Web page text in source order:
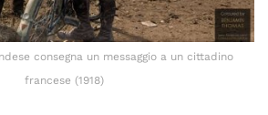
consegna un messaggio a un cittadino
francese (1918)